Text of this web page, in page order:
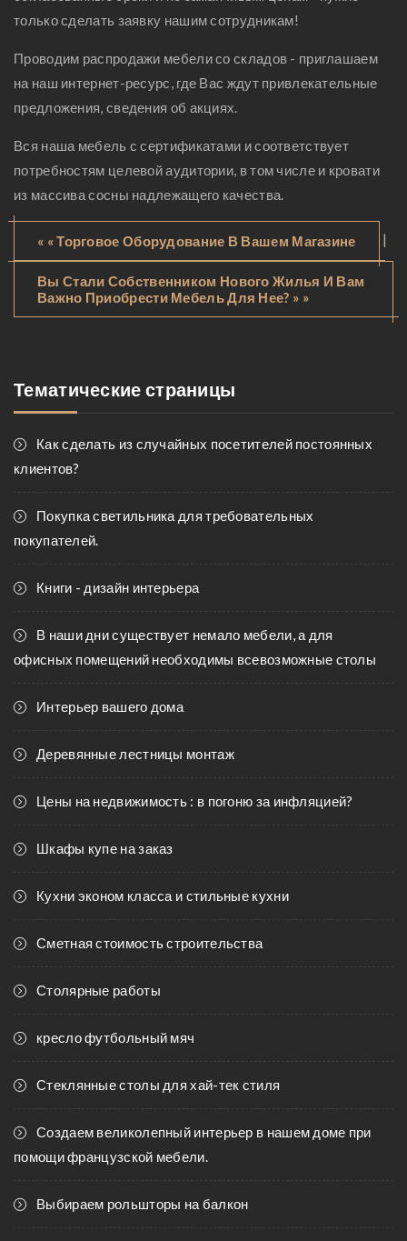
только сделать заявку нашим сотрудникам!
Проводим распродажи мебели со складов - приглашаем
на наш интернет-ресурс, где Вас ждут привлекательные
предложения, сведения об акциях.
Вся наша мебель с сертификатами и соответствует
потребностям целевой аудитории, в том числе и кровати
из массива сосны надлежащего качества.
« « Торговое Оборудование В Вашем Магазине |
Вы Стали Собственником Нового Жилья И Вам
Важно Приобрести Мебель Для Нее? » »
Тематические страницы
Как сделать из случайных посетителей постоянных
клиентов?
Покупка светильника для требовательных
покупателей.
Книги - дизайн интерьера
В наши дни существует немало мебели, а для
офисных помещений необходимы всевозможные столы
Интерьер вашего дома
Деревянные лестницы монтаж
Цены на недвижимость : в погоню за инфляцией?
Шкафы купе на заказ
Кухни эконом класса и стильные кухни
Сметная стоимость строительства
Столярные работы
кресло футбольный мяч
Стеклянные столы для хай-тек стиля
Создаем великолепный интерьер в нашем доме при
помощи французской мебели.
Выбираем рольшторы на балкон